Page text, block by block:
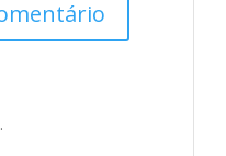
.